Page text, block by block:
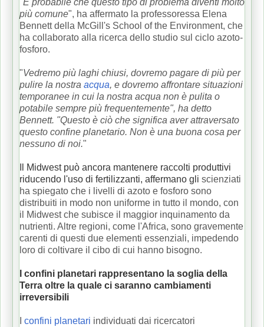
È probabile che questo tipo di problema diventi molto
più comune", ha affermato la professoressa Elena
Bennett della McGill's School of the Environment, che
ha collaborato alla ricerca dello studio sul ciclo azoto-
fosforo.
"Vedremo più laghi chiusi, dovremo pagare di più per
pulire la nostra acqua, e dovremo affrontare situazioni
temporanee in cui la nostra acqua non è pulita o
potabile sempre più frequentemente", ha detto
Bennett. "Questo è ciò che significa aver attraversato
questo confine planetario. Non è una buona cosa per
nessuno di noi."
Il Midwest può ancora mantenere raccolti produttivi
riducendo l'uso di fertilizzanti, affermano gli scienziati
ha spiegato che i livelli di azoto e fosforo sono
distribuiti in modo non uniforme in tutto il mondo, con
il Midwest che subisce il maggior inquinamento da
nutrienti. Altre regioni, come l'Africa, sono gravemente
carenti di questi due elementi essenziali, impedendo
loro di coltivare il cibo di cui hanno bisogno.
I confini planetari rappresentano la soglia della
Terra oltre la quale ci saranno cambiamenti
irreversibili
confini planetari individuati dai ricercatori